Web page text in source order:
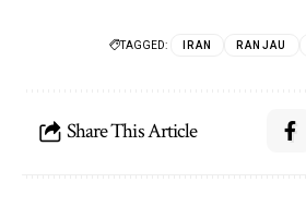
TAGGED: IRAN RANJAU
Share This Article